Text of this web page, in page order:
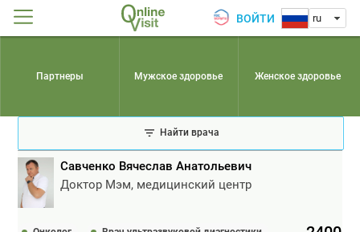
ВОЙТИ ru
Партнеры Мужское здоровье Женское здоровье
Найти врача
Савченко Вячеслав Анатольевич
Доктор Мэм, медицинский центр